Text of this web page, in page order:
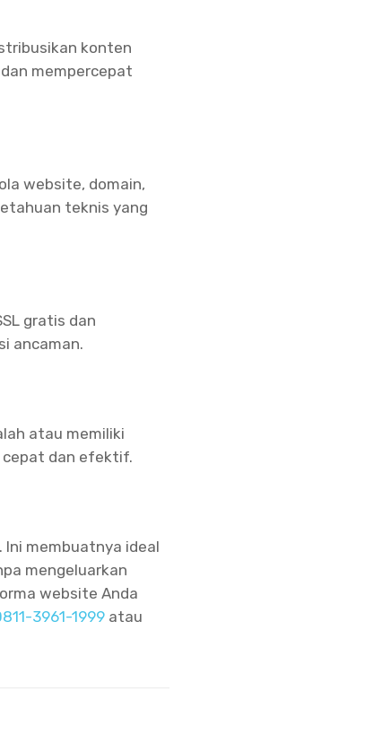
konten
mempercepat
website, domain,
teknis yang
gratis dan
ancaman.
atau memiliki
cepat dan efektif.
Ini membuatnya ideal
mengeluarkan
website Anda
3961-1999 atau